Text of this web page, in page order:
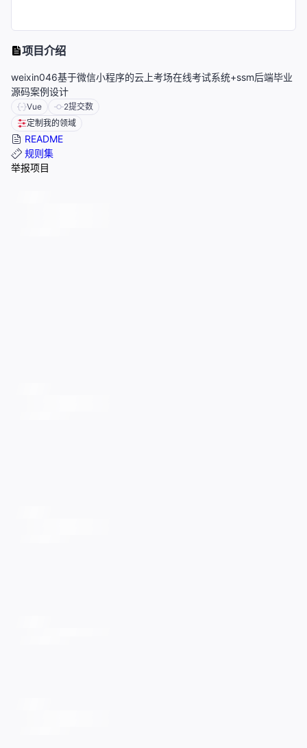
项目介绍
weixin046基于微信小程序的云上考场在线考试系统+ssm后端毕业
源码案例设计
Vue 2提交数
定制我的领域
README
规则集
举报项目